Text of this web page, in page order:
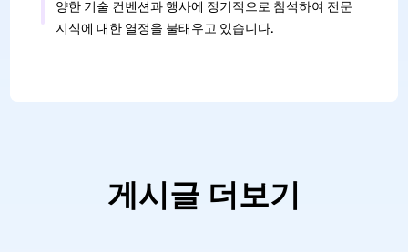
양한 기술 컨벤션과 행사에 정기적으로 참석하여 전문
지식에 대한 열정을 불태우고 있습니다.
게시글 더보기